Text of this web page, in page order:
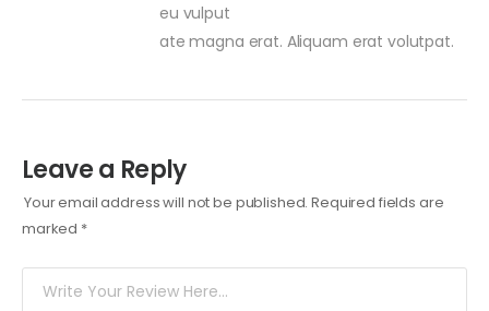
eu vulput
ate magna erat. Aliquam erat volutpat.
Leave a Reply
Your email address will not be published. Required fields are
marked *